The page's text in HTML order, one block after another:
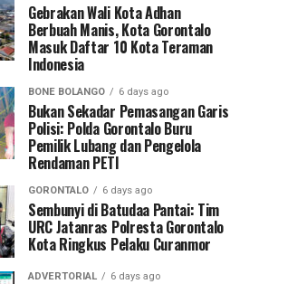
Gebrakan Wali Kota Adhan
Berbuah Manis, Kota Gorontalo
Masuk Daftar 10 Kota Teraman
Indonesia
BONE BOLANGO 6 days ago
Bukan Sekadar Pemasangan Garis
Polisi: Polda Gorontalo Buru
Pemilik Lubang dan Pengelola
Rendaman PETI
GORONTALO 6 days ago
Sembunyi di Batudaa Pantai: Tim
URC Jatanras Polresta Gorontalo
Kota Ringkus Pelaku Curanmor
ADVERTORIAL 6 days ago